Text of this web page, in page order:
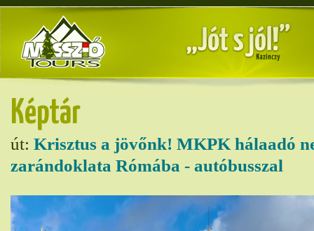
Képtár
út: Krisztus a jövőnk! MKPK hálaadó
zarándoklata Rómába - autóbusszal